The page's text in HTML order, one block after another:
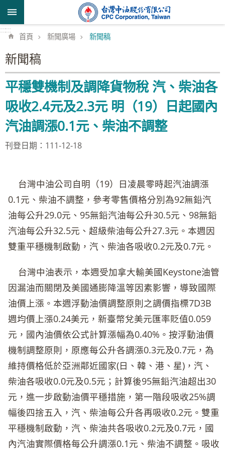
跳到主要內容區塊
::::::
首頁 新聞廣場 新聞稿
新聞稿
平穩雙機制及調降貨物稅 汽、柴油各
吸收2.4元及2.3元 明（19）日起國內
汽油調漲0.1元、柴油不調整
刊登日期：111-12-18
台灣中油公司自明（19）日凌晨零時起汽油調漲
0.1元、柴油不調整，參考零售價格分別為92無鉛汽
油每公升29.0元、95無鉛汽油每公升30.5元、98無鉛
汽油每公升32.5元、超級柴油每公升27.3元。本週因
雙重平穩機制啟動，汽、柴油各吸收0.2元及0.7元。
台灣中油表示，本週受加拿大輸美國Keystone油管
因漏油而關閉及美國通膨降溫等因素影響，導致國際
油價上漲。本週浮動油價調整原則之調價指標7D3B
週均價上漲0.24美元，新臺幣兌美元匯率貶值0.059
元，國內油價依公式計算漲幅為0.40%。按浮動油價
機制調整原則，原應每公升各調漲0.3元及0.7元，為
維持價格低於亞洲鄰近國家(日、韓、港、星)，汽、
柴油各吸收0.0元及0.5元；計算後95無鉛汽油超出30
元，進一步啟動油價平穩措施，第一階段吸收25%調
幅後四捨五入，汽、柴油每公升各再吸收0.2元。雙重
平穩機制啟動，汽、柴油共各吸收0.2元及0.7元，國
內汽油實際價格每公升調漲0.1元、柴油不調整。吸收